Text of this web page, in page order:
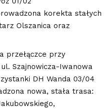
korekta stałych
Olszanica oraz
przełączce przy
Szajnowicza-Iwanowa
DH Wanda 03/04
nowa, stała trasa: